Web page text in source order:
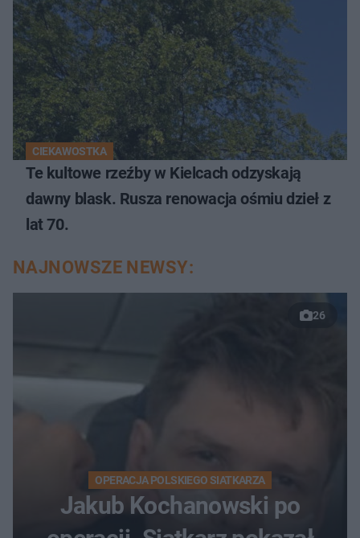
CIEKAWOSTKA
Te kultowe rzeźby w Kielcach odzyskają
dawny blask. Rusza renowacja ośmiu dzieł z
lat 70.
NAJNOWSZE NEWSY:
26
OPERACJA POLSKIEGO SIATKARZA
Jakub Kochanowski po